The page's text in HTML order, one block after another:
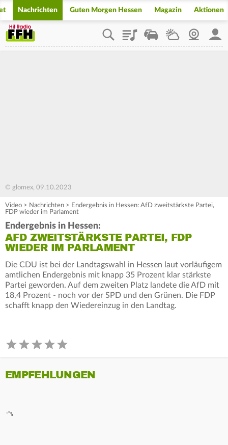
Nachrichten Guten Morgen Hessen Magazin Aktionen
PlaylistStaupilotWetterWebcam
© glomex, 09.10.2023
Video > Nachrichten > Endergebnis in Hessen: AfD zweitstärkste Partei,
FDP wieder im Parlament
Endergebnis in Hessen:
AFD ZWEITSTÄRKSTE PARTEI, FDP
WIEDER IM PARLAMENT
Die CDU ist bei der Landtagswahl in Hessen laut vorläufigem
amtlichen Endergebnis mit knapp 35 Prozent klar stärkste
Partei geworden. Auf dem zweiten Platz landete die AfD mit
18,4 Prozent - noch vor der SPD und den Grünen. Die FDP
schafft knapp den Wiedereinzug in den Landtag.
EMPFEHLUNGEN